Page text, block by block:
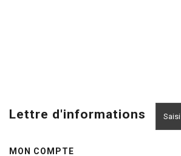
Lettre d'informations
MON COMPTE